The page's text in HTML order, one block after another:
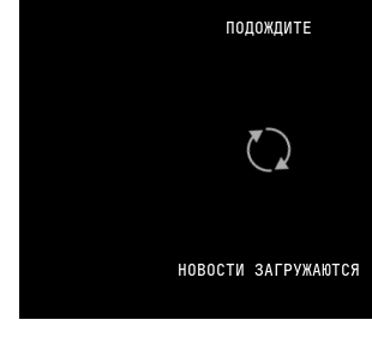
ПОДОЖДИТЕ
НОВОСТИ ЗАГРУЖАЮТСЯ